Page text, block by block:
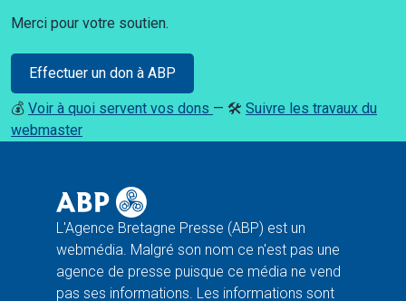
Merci pour votre soutien.
Effectuer un don à ABP
💰 Voir à quoi servent vos dons — 🛠️ Suivre les travaux du
webmaster
L'Agence Bretagne Presse (ABP) est un
webmédia. Malgré son nom ce n'est pas une
agence de presse puisque ce média ne vend
pas ses informations. Les informations sont